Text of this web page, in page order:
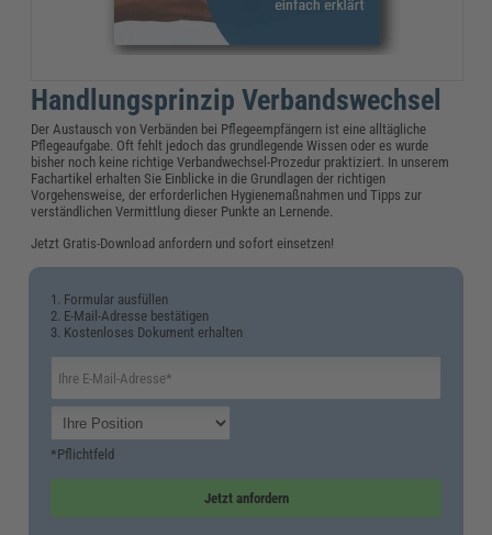
Handlungsprinzip Verbandswechsel
Der Austausch von Verbänden bei Pflegeempfängern ist eine alltägliche
Pflegeaufgabe. Oft fehlt jedoch das grundlegende Wissen oder es wurde
bisher noch keine richtige Verbandwechsel-Prozedur praktiziert. In unserem
Fachartikel erhalten Sie Einblicke in die Grundlagen der richtigen
Vorgehensweise, der erforderlichen Hygienemaßnahmen und Tipps zur
verständlichen Vermittlung dieser Punkte an Lernende.
Jetzt Gratis-Download anfordern und sofort einsetzen!
1. Formular ausfüllen
2. E-Mail-Adresse bestätigen
3. Kostenloses Dokument erhalten
*Pflichtfeld
Jetzt anfordern